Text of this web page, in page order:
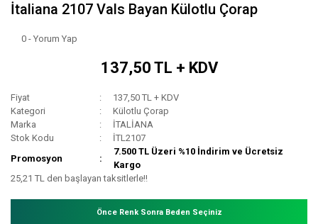
İtaliana 2107 Vals Bayan Külotlu Çorap
0 - Yorum Yap
137,50 TL + KDV
Fiyat
137,50 TL + KDV
Kategori
Külotlu Çorap
Marka
İTALİANA
Stok Kodu
İTL2107
Promosyon
7.500 TL Üzeri %10 İndirim ve Ücretsiz
Kargo
25,21 TL den başlayan taksitlerle!!
Önce Renk Sonra Beden Seçiniz